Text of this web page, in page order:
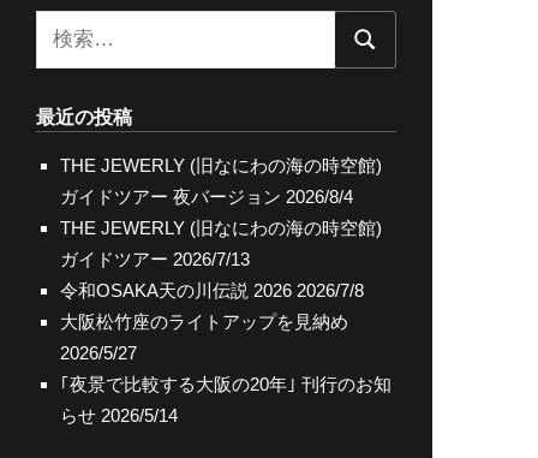
検
最近の投稿
THE JEWERLY (旧なにわの海の時空館)
ガイドツアー 夜バージョン 2026/8/4
THE JEWERLY (旧なにわの海の時空館)
ガイドツアー 2026/7/13
令和OSAKA天の川伝説 2026 2026/7/8
大阪松竹座のライトアップを見納め
2026/5/27
｢夜景で比較する大阪の20年｣ 刊行のお知
らせ 2026/5/14